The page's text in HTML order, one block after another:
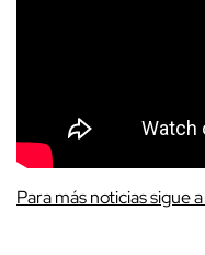
Para más noticias sigue a